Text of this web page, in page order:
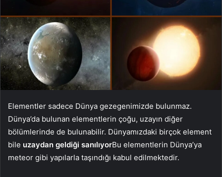
Elementler sadece Dünya gezegenimizde bulunmaz.
Dünya’da bulunan elementlerin çoğu, uzayın diğer
bölümlerinde de bulunabilir. Dünyamızdaki birçok element
bile uzaydan geldiği sanılıyorBu elementlerin Dünya’ya
meteor gibi yapılarla taşındığı kabul edilmektedir.